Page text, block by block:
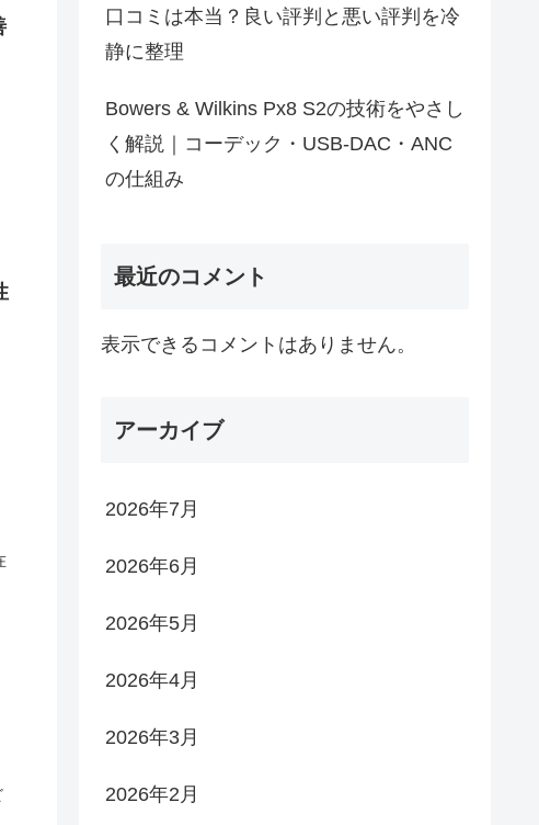
口コミは本当？良い評判と悪い評判を冷
静に整理
Bowers & Wilkins Px8 S2の技術をやさし
く解説｜コーデック・USB-DAC・ANC
の仕組み
最近のコメント
表示できるコメントはありません。
アーカイブ
2026年7月
2026年6月
2026年5月
2026年4月
2026年3月
2026年2月